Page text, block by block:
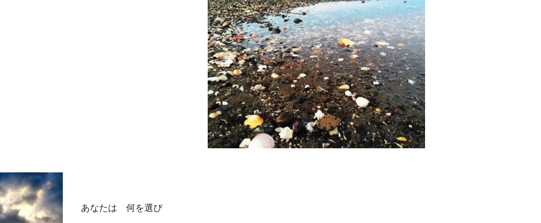
あなたは 何を選び